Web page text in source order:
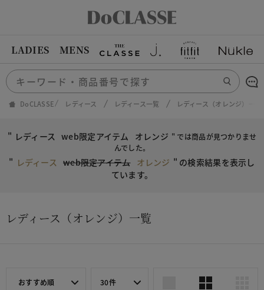
LADIES MENS
DoCLASSE レディース レディース一覧 レディース（オレンジ）一覧
" レディース web限定アイテム オレンジ " では商品が見つかりませ
んでした。
" レディース web限定アイテム オレンジ " の検索結果を表示し
ています。
レディース（オレンジ）一覧
おすすめ順 30件